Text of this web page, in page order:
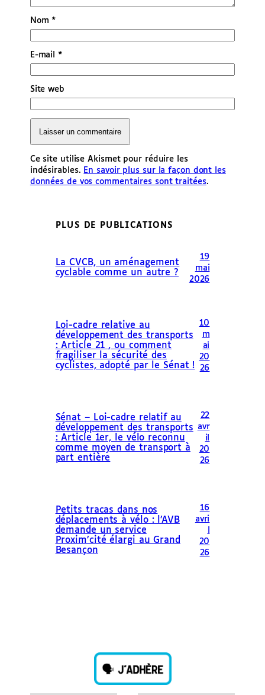
Nom*
E-mail*
Site web
Ce site utilise Akismet pour réduire les
indésirables. En savoir plus sur la façon dont les
données de vos commentaires sont traitées.
PLUS DE PUBLICATIONS
La CVCB, un aménagement
cyclable comme un autre ?
19
mai
2026
Loi-cadre relative au
développement des transports
: Article 21 , ou comment
fragiliser la sécurité des
cyclistes, adopté par le Sénat !
10
m
ai
20
26
Sénat – Loi-cadre relatif au
développement des transports
: Article 1er, le vélo reconnu
comme moyen de transport à
part entière
22
avr
il
20
26
Petits tracas dans nos
déplacements à vélo : l’AVB
demande un service
Proxim’cité élargi au Grand
Besançon
16
avri
20
26